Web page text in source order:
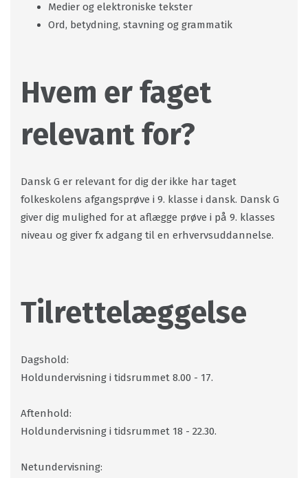
Medier og elektroniske tekster
Ord, betydning, stavning og grammatik
Hvem er faget
relevant for?
Dansk G er relevant for dig der ikke har taget
folkeskolens afgangsprøve i 9. klasse i dansk. Dansk G
giver dig mulighed for at aflægge prøve i på 9. klasses
niveau og giver fx adgang til en erhvervsuddannelse.
Tilrettelæggelse
Dagshold:
Holdundervisning i tidsrummet 8.00 - 17.
Aftenhold:
Holdundervisning i tidsrummet 18 - 22.30.
Netundervisning: